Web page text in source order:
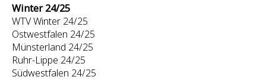
Winter 24/25
WTV Winter 24/25
Ostwestfalen 24/25
Münsterland 24/25
Ruhr-Lippe 24/25
Südwestfalen 24/25